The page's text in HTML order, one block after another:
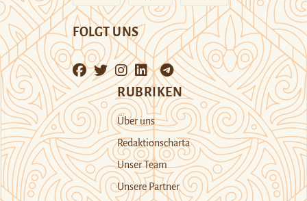
FOLGT UNS
RUBRIKEN
Über uns
Redaktionscharta
Unser Team
Unsere Partner